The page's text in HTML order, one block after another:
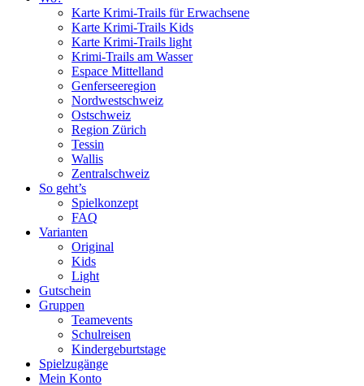
Karte Krimi-Trails für Erwachsene
Karte Krimi-Trails Kids
Karte Krimi-Trails light
Krimi-Trails am Wasser
Espace Mittelland
Genferseeregion
Nordwestschweiz
Ostschweiz
Region Zürich
Tessin
Wallis
Zentralschweiz
So geht’s
Spielkonzept
FAQ
Varianten
Original
Kids
Light
Gutschein
Gruppen
Teamevents
Schulreisen
Kindergeburtstage
Spielzugänge
Mein Konto